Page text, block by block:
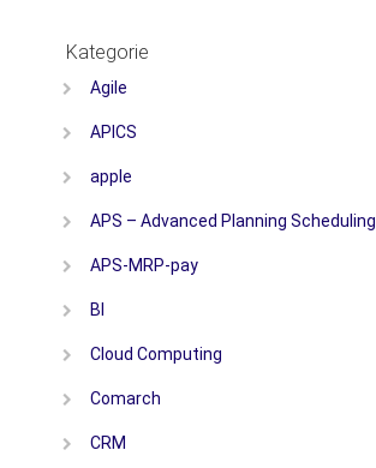
Kategorie
Agile
APICS
apple
APS – Advanced Planning Scheduling
APS-MRP-pay
BI
Cloud Computing
Comarch
CRM